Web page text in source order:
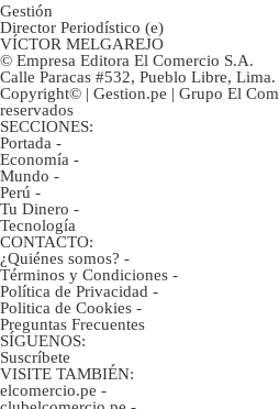
Gestión
Director Periodístico (e)
VÍCTOR MELGAREJO
© Empresa Editora El Comercio S.A.
Calle Paracas #532, Pueblo Libre, Lima.
Copyright© | Gestion.pe | Grupo El
reservados
SECCIONES:
Portada -
Economía -
Mundo -
Perú -
Tu Dinero -
Tecnología
CONTACTO:
¿Quiénes somos? -
Términos y Condiciones -
Política de Privacidad -
Politica de Cookies -
Preguntas Frecuentes
SÍGUENOS:
Suscríbete
VISITE TAMBIÉN:
elcomercio.pe -